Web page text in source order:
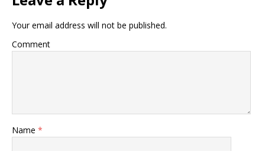
Your email address will not be published.
Comment
Name *